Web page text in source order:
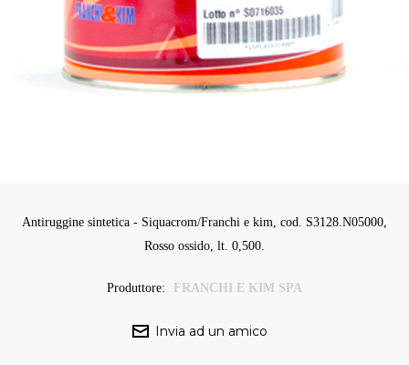
Antiruggine sintetica - Siquacrom/Franchi e kim, cod. S3128.N05000,
Rosso ossido, lt. 0,500.
Produttore: FRANCHI E KIM SPA